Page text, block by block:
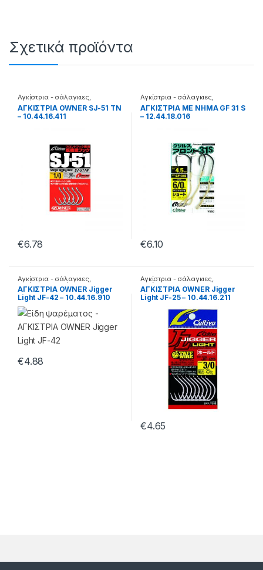
Σχετικά προϊόντα
Αγκίστρια - σάλαγκιες
Αγκίστρια σε φάκελα
ΑΓΚΙΣΤΡΙΑ OWNER SJ-51 TN
– 10.44.16.411
€6.78
Αγκίστρια - σάλαγκιες
Αγκίστρια Jigging
ΑΓΚΙΣΤΡΙΑ ΜΕ ΝΗΜΑ GF 31 S
– 12.44.18.016
€6.10
Αγκίστρια - σάλαγκιες
Αγκίστρια σε φάκελα
ΑΓΚΙΣΤΡΙΑ OWNER Jigger
Light JF-42 – 10.44.16.910
€4.88
Αγκίστρια - σάλαγκιες
Αγκίστρια Jigging
ΑΓΚΙΣΤΡΙΑ OWNER Jigger
Light JF-25 – 10.44.16.211
€4.65